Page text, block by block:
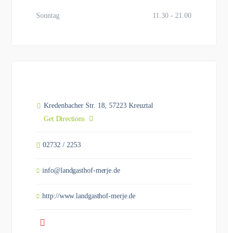
Sonntag 11.30 - 21.00
Kredenbacher Str. 18, 57223 Kreuztal
Get Directions
02732 / 2253
info@landgasthof-merje.de
http://www.landgasthof-merje.de